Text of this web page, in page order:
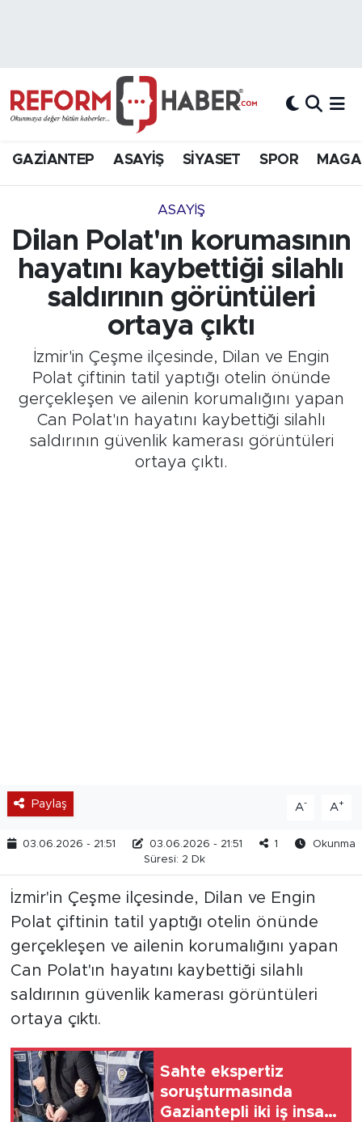
GAZİANTEP ASAYİŞ SİYASET SPOR
ASAYİŞ
Dilan Polat'ın korumasının
hayatını kaybettiği silahlı
saldırının görüntüleri
ortaya çıktı
İzmir'in Çeşme ilçesinde, Dilan ve Engin
Polat çiftinin tatil yaptığı otelin önünde
gerçekleşen ve ailenin korumalığını yapan
Can Polat'ın hayatını kaybettiği silahlı
saldırının güvenlik kamerası görüntüleri
ortaya çıktı.
Paylaş A- A+
03.06.2026 - 21:51 03.06.2026 - 21:51 1
Okunma
Süresi: 2 Dk
İzmir'in Çeşme ilçesinde, Dilan ve Engin
Polat çiftinin tatil yaptığı otelin önünde
gerçekleşen ve ailenin korumalığını yapan
Can Polat'ın hayatını kaybettiği silahlı
saldırının güvenlik kamerası görüntüleri
ortaya çıktı.
Sahte ekspertiz
soruşturmasında
Gaziantepli iki iş insanı
Hava Durumu
Süper Lig Puan Durumu ve Fikstür
Son Dakika Haberleri
Haber Arşivi